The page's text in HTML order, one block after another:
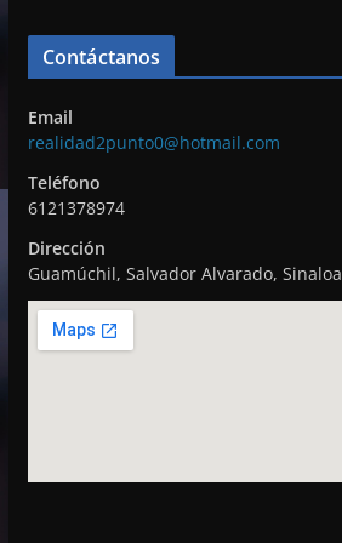
r
v
d
e
o
Contáctanos
Email
realidad2punto0@hotmail.com
Teléfono
6121378974
Dirección
Guamúchil, Salvador Alvarado, Sinaloa